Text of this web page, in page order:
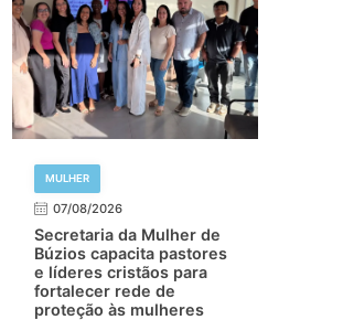
MULHER
07/08/2026
Secretaria da Mulher de
Búzios capacita pastores
e líderes cristãos para
fortalecer rede de
proteção às mulheres